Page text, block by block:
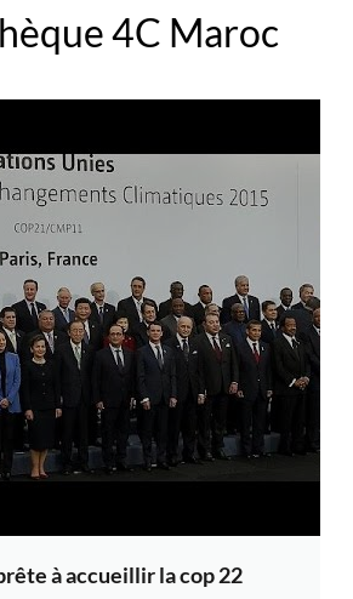
4C Maroc
à accueillir la cop 22